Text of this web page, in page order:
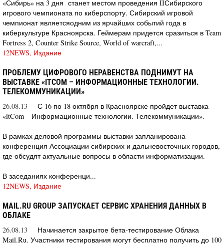
«Сибирь» на 3 дня станет местом проведения IIСибирского
игрового чемпионата по киберспорту. Сибирский игровой
чемпионат являетсяодним из ярчайших событий года в
киберкультуре Красноярска. Геймерам придется сразиться в Team
Fortress 2, Counter Strike Source, World of warcraft,...
12NEWS, Издание
ПРОБЛЕМУ ЦИФРОВОГО НЕРАВЕНСТВА ПОДНИМУТ НА
ВЫСТАВКЕ «ITCOM – ИНФОРМАЦИОННЫЕ ТЕХНОЛОГИИ.
ТЕЛЕКОММУНИКАЦИИ»
26.08.13
С 16 по 18 октября в Красноярске пройдет выставка
«itCom – Информационные технологии. Телекоммуникации».
В рамках деловой программы выставки запланирована
конференция Ассоциации сибирских и дальневосточных городов,
где обсудят актуальные вопросы в области информатизации.
В заседаниях конференци...
12NEWS, Издание
MAIL.RU GROUP ЗАПУСКАЕТ СЕРВИС ХРАНЕНИЯ ДАННЫХ В
ОБЛАКЕ
26.08.13
Начинается закрытое бета-тестирование Облака
Mail.Ru. Участники тестирования могут бесплатно получить до 100